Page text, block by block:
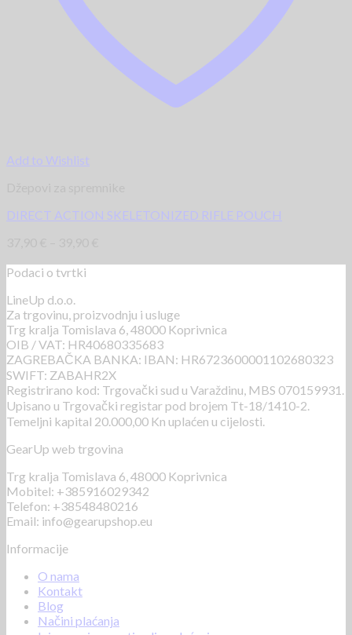
Add to Wishlist
DIRECT ACTION SKELETONIZED RIFLE POUCH
Podaci o tvrtki
LineUp d.o.o.
Za trgovinu, proizvodnju i usluge
Trg kralja Tomislava 6, 48000 Koprivnica
OIB / VAT: HR40680335683
ZAGREBAČKA BANKA: IBAN: HR6723600001102680323
SWIFT: ZABAHR2X
Registrirano kod: Trgovački sud u Varaždinu, MBS 070159931.
Upisano u Trgovački registar pod brojem Tt-18/1410-2.
Temeljni kapital 20.000,00 Kn uplaćen u cijelosti.
GearUp web trgovina
Trg kralja Tomislava 6, 48000 Koprivnica
Mobitel: +385916029342
Telefon: +38548480216
Email: info@gearupshop.eu
Informacije
O nama
Kontakt
Blog
Načini plaćanja